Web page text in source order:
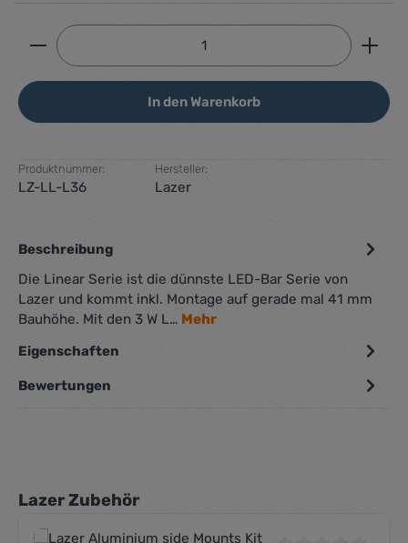
Produkt Anzahl: Gib den gewünschten Wert ein
In den Warenkorb
Produktnummer:
LZ-LL-L36
Hersteller:
Lazer
Beschreibung
Die Linear Serie ist die dünnste LED-Bar Serie von
Lazer und kommt inkl. Montage auf gerade mal 41 mm
Bauhöhe. Mit den 3 W L… Mehr
Eigenschaften
Bewertungen
Produktgalerie überspringen
Lazer Zubehör